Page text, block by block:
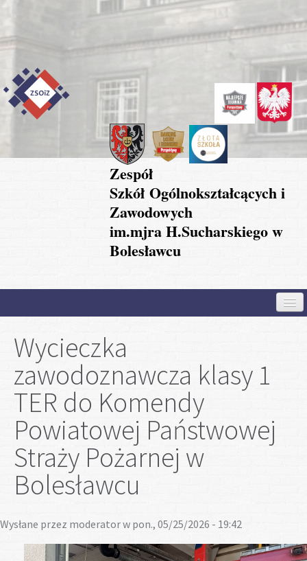
Zespół
Szkół Ogólnokształcących i
Zawodowych
im.mjra H.Sucharskiego w
Bolesławcu
Aktualności
Szkoła
Strefa ucznia
Strefa rodzica
Projekty
Wycieczka
zawodoznawcza klasy 1
TER do Komendy
Powiatowej Państwowej
Straży Pożarnej w
Bolesławcu
Wysłane przez moderatorw pon., 05/25/2026 - 19:42